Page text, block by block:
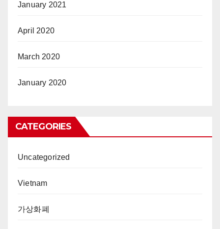
January 2021
April 2020
March 2020
January 2020
CATEGORIES
Uncategorized
Vietnam
가상화폐